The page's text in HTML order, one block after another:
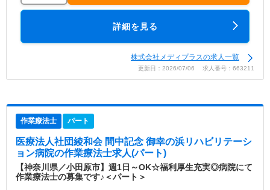
詳細を見る
株式会社メディプラスの求人一覧
更新日：2026/07/06 求人番号：663211
作業療法士 パート
医療法人社団綾和会 間中記念 御幸の浜リハビリテーシ
ョン病院の作業療法士求人(パート)
【神奈川県／小田原市】週1日～OK☆福利厚生充実◎病院にて
作業療法士の募集です♪＜パート＞